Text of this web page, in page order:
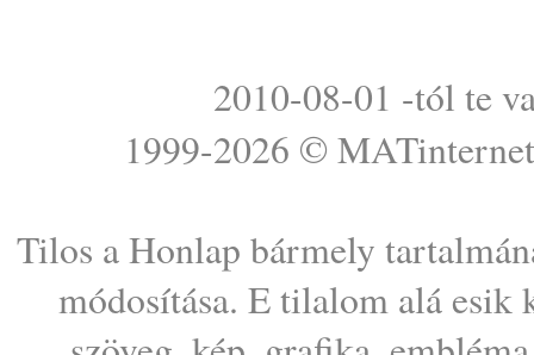
2010-08-01 -tól te
1999-2026 © MATinternet
Tilos a Honlap bármely
módosítása. E tilalom alá esik